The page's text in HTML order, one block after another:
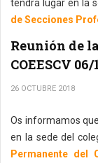
tendrá lugar en la
de Secciones
Reunión de
COEESCV 06/
26 OCTUBRE 2018
Os informamos
en la sede del
Permanente del